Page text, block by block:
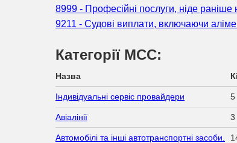
8999 - Професійні послуги, ніде раніше
9211 - Судові виплати, включаючи
Категорії МСС:
Назва
Індивідуальні сервіс провайдери 5
Авіалінії 3
Автомобілі та інші автотранспортні засоби.